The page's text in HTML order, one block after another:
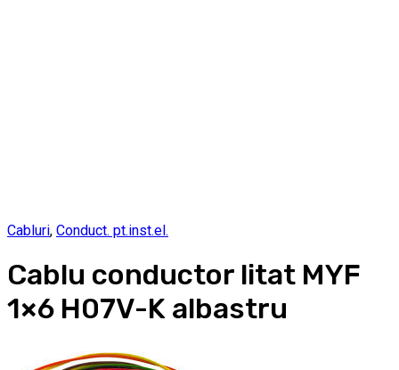
Cabluri, Conduct. pt.inst.el.
Cablu conductor litat MYF
1×6 H07V-K albastru